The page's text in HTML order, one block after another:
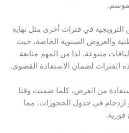
في فترات أخرى مثل نهاية
والعروض السنوية الخاصة، حيث
متنوعة. لذا من المهم متابعة
الفترات لضمان الاستفادة القصوى.
من العرض، كلما ضمنت وقتا
ازدحام في جدول الحجوزات، مما
فورية.